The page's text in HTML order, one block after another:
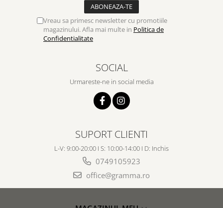
Vreau sa primesc newsletter cu promotiile
magazinului. Afla mai multe in Politica de
Confidentialitate
SOCIAL
Urmareste-ne in social media
SUPORT CLIENTI
L-V: 9:00-20:00 I S: 10:00-14:00 I D: Inchis
0749105923
office@gramma.ro